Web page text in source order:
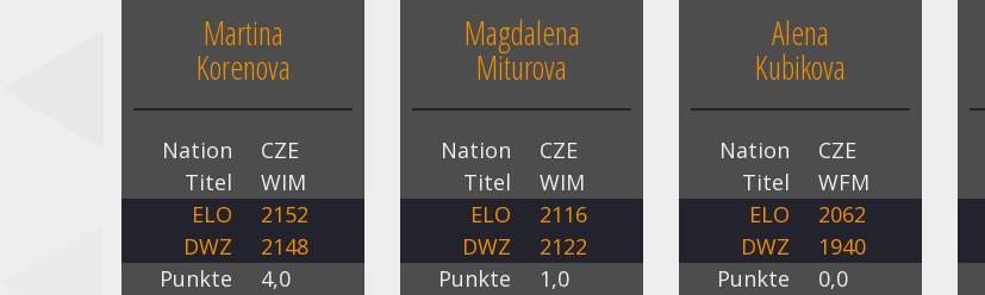
Martina
Korenova
Nation
CZE
Titel
WIM
ELO
2152
DWZ
2148
Punkte
4,0
Magdalena
Miturova
Nation
CZE
Titel
WIM
ELO
2116
DWZ
2122
Punkte
1,0
Alena
Kubikova
Nation
CZE
Titel
WFM
ELO
2062
DWZ
1940
Punkte
0,0